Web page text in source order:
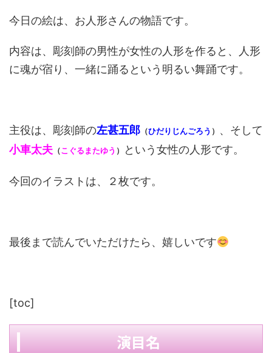
今日の絵は、お人形さんの物語です。
内容は、彫刻師の男性が女性の人形を作ると、人形
に魂が宿り、一緒に踊るという明るい舞踊です。
主役は、彫刻師の左甚五郎 （ひだりじんごろう ）
、そして
小車太夫 （こぐるまたゆう ） という女性の人形です。
今回のイラストは、２枚です。
最後まで読んでいただけたら、嬉しいです
[toc]
演目名